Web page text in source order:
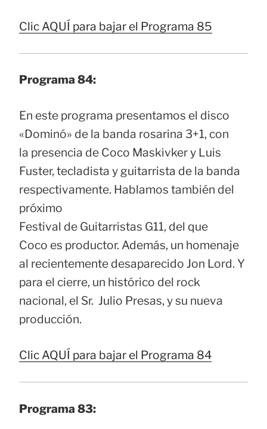
Clic AQUÍ para bajar el Programa 85
Programa 84:
En este programa presentamos el disco
«Dominó» de la banda rosarina 3+1, con
la presencia de Coco Maskivker y Luis
Fuster, tecladista y guitarrista de la banda
respectivamente. Hablamos también del
próximo
Festival de Guitarristas G11, del que
Coco es productor. Además, un homenaje
al recientemente desaparecido Jon Lord. Y
para el cierre, un histórico del rock
nacional, el Sr. Julio Presas, y su nueva
producción.
Clic AQUÍ para bajar el Programa 84
Programa 83: